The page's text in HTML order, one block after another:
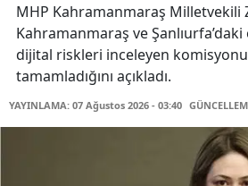
MHP Kahramanmaraş Milletvekili
Kahramanmaraş ve
dijital riskleri inceleyen
tamamladığını açıkladı.
YAYINLAMA: 07 Ağustos 2026 - 03:40